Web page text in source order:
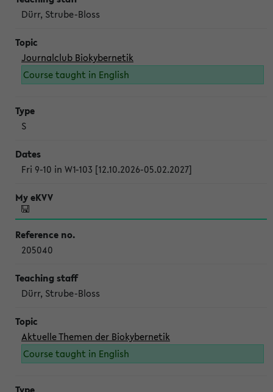
Dürr, Strube-Bloss
Journalclub Biokybernetik
Course taught in English
S
Fri 9-10 in W1-103 [12.10.2026-05.02.2027]
205040
Dürr, Strube-Bloss
Aktuelle Themen der Biokybernetik
Course taught in English